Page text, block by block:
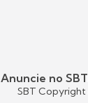
Anuncie no SBT
SBT Copyright